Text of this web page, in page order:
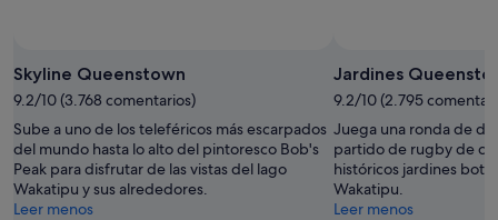
Skyline Queenstown
9.2/10 (3.768 comentarios)
Sube a uno de los teleféricos más escarpados
del mundo hasta lo alto del pintoresco Bob's
Peak para disfrutar de las vistas del lago
Wakatipu y sus alrededores.
Leer menos
Jardines
9.2/10 (2.795
Juega una ronda de
partido de rugby de
históricos jardines
Wakatipu.
Leer menos